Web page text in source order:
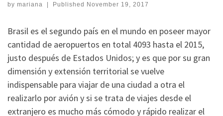
by mariana Published November 19, 2017
Brasil es el segundo país en el mundo en poseer mayor
cantidad de aeropuertos en total 4093 hasta el 2015,
justo después de Estados Unidos; y es que por su gran
dimensión y extensión territorial se vuelve
indispensable para viajar de una ciudad a otra el
realizarlo por avión y si se trata de viajes desde el
extranjero es mucho más cómodo y rápido realizar el